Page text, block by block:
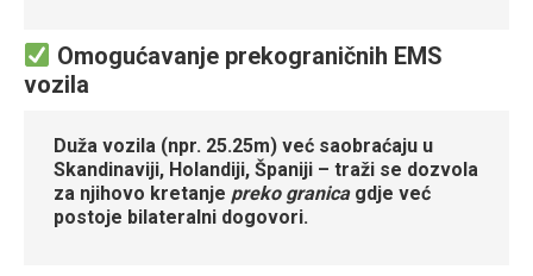
Omogućavanje prekograničnih EMS
vozila
Duža vozila (npr. 25.25m) već saobraćaju u
Skandinaviji, Holandiji, Španiji – traži se dozvola
za njihovo kretanje preko granicagdje već
postoje bilateralni dogovori.